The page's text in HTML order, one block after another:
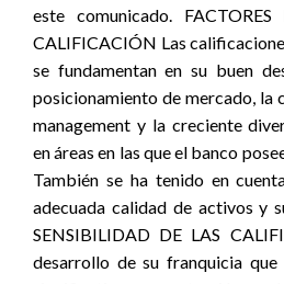
este comunicado.
CALIFICACIÓN Las
se fundamentan en su buen
posicionamiento de mercado, la
management y la creciente
en áreas en las que el banco
También se ha tenido en
adecuada calidad de activos y
SENSIBILIDAD DE LAS
desarrollo de su franquicia que